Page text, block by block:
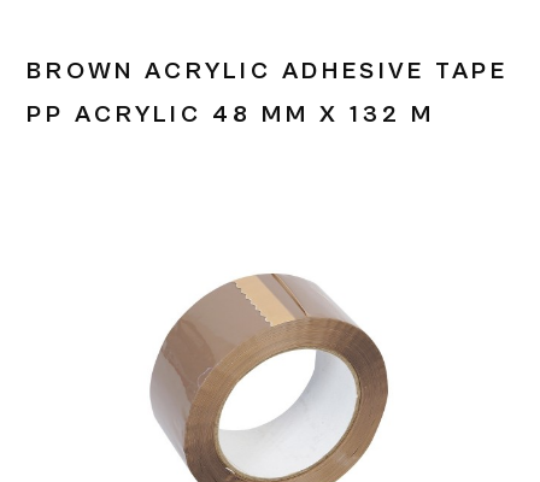
BROWN ACRYLIC ADHESIVE TAPE
PP ACRYLIC 48 MM X 132 M